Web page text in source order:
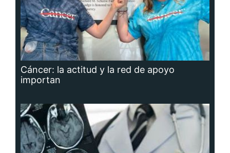
Cáncer: la actitud y la red de apoyo
importan